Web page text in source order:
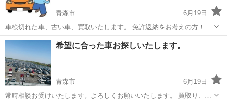
青森市
6月19日
車検切れた車、古い車、買取いたします。 免許返納をお考えの方！ 返
納した後、車をどうしたら良いか？ 困っていませんか？ 乗らなくなっ
てしまったお車、是非買わせてください！ また買い替えの時、下取り
査定が安くて悩ま...
青森 青森市 その他 買取
希望に合った車お探しいたします。
青森市
6月19日
常時相談お受けいたします。よろしくお願いいたします。 買取り、下